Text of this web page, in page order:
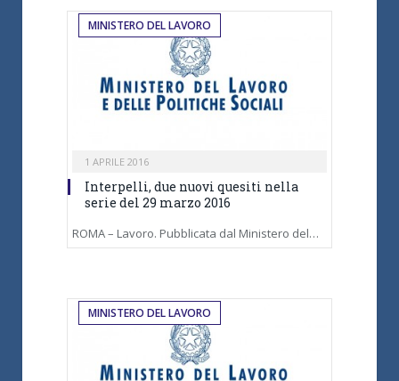
MINISTERO DEL LAVORO
1 APRILE 2016
Interpelli, due nuovi quesiti nella
serie del 29 marzo 2016
ROMA – Lavoro. Pubblicata dal Ministero del…
MINISTERO DEL LAVORO